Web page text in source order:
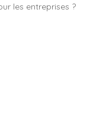
les entreprises ?